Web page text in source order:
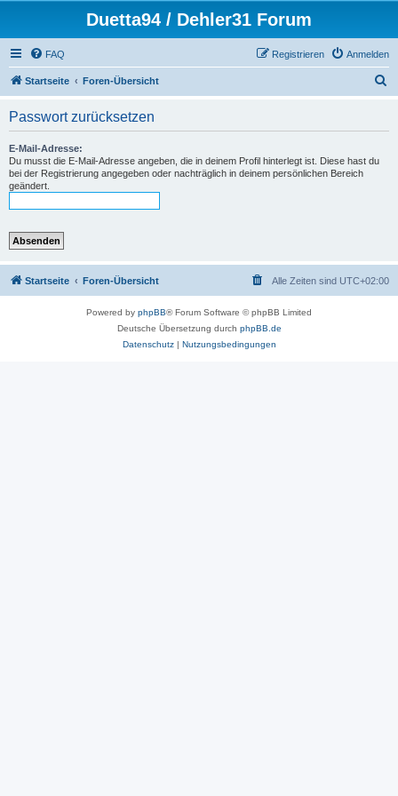
Duetta94 / Dehler31 Forum
FAQ Anmelden
Registrieren
Startseite Foren-Übersicht
Passwort zurücksetzen
E-Mail-Adresse:
Du musst die E-Mail-Adresse angeben, die in deinem Profil hinterlegt ist. Diese hast du
bei der Registrierung angegeben oder nachträglich in deinem persönlichen Bereich
geändert.
Startseite Foren-Übersicht Alle Zeiten sind UTC+02:00
Powered by phpBB® Forum Software © phpBB Limited
Deutsche Übersetzung durch phpBB.de
Datenschutz| Nutzungsbedingungen